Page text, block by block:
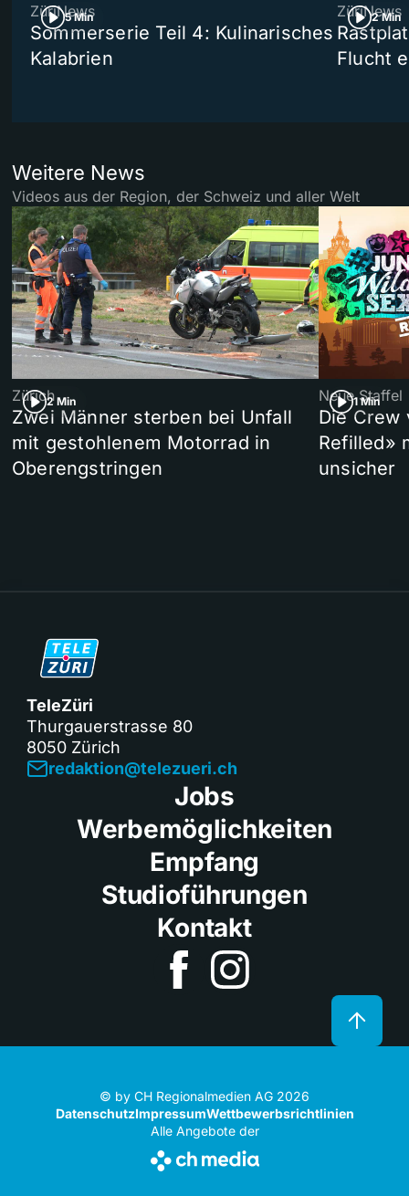
5 Min
ZüriNews
Sommerserie Teil 4: Kulinarisches
Kalabrien
2 Min
ZüriNews
Flucht
Weitere News
Videos aus der Region, der Schweiz und aller Welt
2 Min
Zürich
Zwei Männer sterben bei Unfall
mit gestohlenem Motorrad in
Oberengstringen
1 Min
Neue Staffel
Die Crew
Refilled»
unsicher
TeleZüri
Thurgauerstrasse 80
8050 Zürich
redaktion@telezueri.ch
Jobs
Werbemöglichkeiten
Empfang
Studioführungen
Kontakt
© by CH Regionalmedien AG 2026
DatenschutzImpressumWettbewerbsrichtlinien
Alle Angebote der